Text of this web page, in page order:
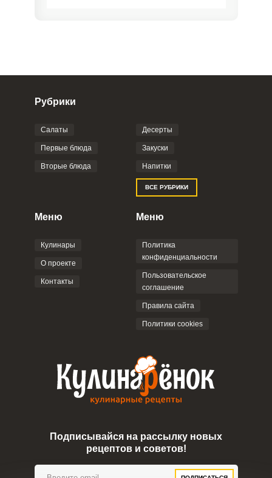
Фото до 4 шт, до 5 mb
Отправляя эту форму, вы соглашаетесь с
Политикой
Пользовательским
соглашением
Рубрики
Салаты
Первые блюда
Вторые блюда
Десерты
Закуски
Напитки
ВСЕ РУБРИКИ
Меню
Кулинары
О проекте
Контакты
Меню
Политика
конфиденциальности
Пользовательское
соглашение
Правила сайта
Политики cookies
Подписывайся на рассылку новых
рецептов и советов!